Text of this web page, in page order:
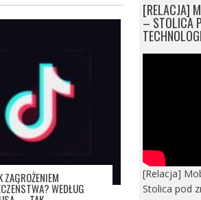
ZAGROŻENIEM
WEDŁUG
[RELACJA]
– STOLICA
[Relacja]
Stolica pod